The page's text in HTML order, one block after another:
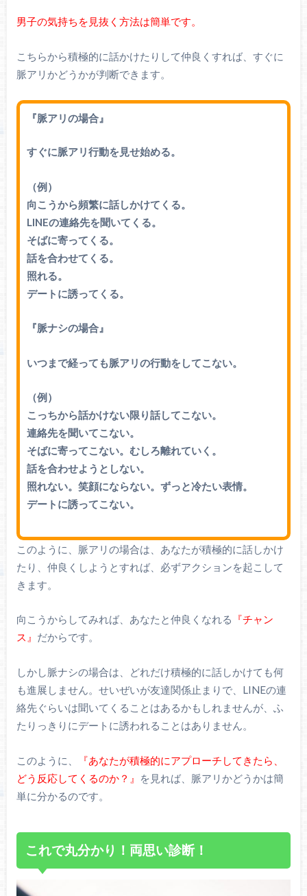
男子の気持ちを見抜く方法は簡単です。
こちらから積極的に話かけたりして仲良くすれば、すぐに
脈アリかどうかが判断できます。
『脈アリの場合』
すぐに脈アリ行動を見せ始める。
（例）
向こうから頻繁に話しかけてくる。
LINEの連絡先を聞いてくる。
そばに寄ってくる。
話を合わせてくる。
照れる。
デートに誘ってくる。
『脈ナシの場合』
いつまで経っても脈アリの行動をしてこない。
（例）
こっちから話かけない限り話してこない。
連絡先を聞いてこない。
そばに寄ってこない。むしろ離れていく。
話を合わせようとしない。
照れない。笑顔にならない。ずっと冷たい表情。
デートに誘ってこない。
このように、脈アリの場合は、あなたが積極的に話しかけ
たり、仲良くしようとすれば、必ずアクションを起こして
きます。
向こうからしてみれば、あなたと仲良くなれる 『チャン
ス』 だからです。
しかし脈ナシの場合は、どれだけ積極的に話しかけても何
も進展しません。せいぜいが友達関係止まりで、LINEの連
絡先ぐらいは聞いてくることはあるかもしれませんが、ふ
たりっきりにデートに誘われることはありません。
このように、
『あなたが積極的にアプローチしてきたら、
どう反応してくるのか？』
を見れば、脈アリかどうかは簡
単に分かるのです。
これで丸分かり！両思い診断！